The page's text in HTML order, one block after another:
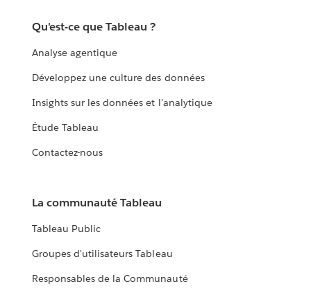
Qu'est-ce que Tableau ?
Analyse agentique
Développez une culture des données
Insights sur les données et l'analytique
Étude Tableau
Contactez-nous
La communauté Tableau
Tableau Public
Groupes d'utilisateurs Tableau
Responsables de la Communauté